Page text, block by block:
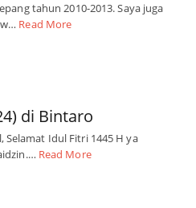
tahun 2010-2013. Saya juga
Read More
di Bintaro
Idul Fitri 1445 H ya
Read More